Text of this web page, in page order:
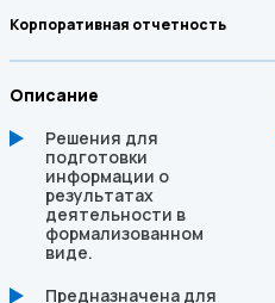
Корпоративная отчетность
Описание
Решения для
подготовки
информации о
результатах
деятельности в
формализованном
виде.
Предназначена для